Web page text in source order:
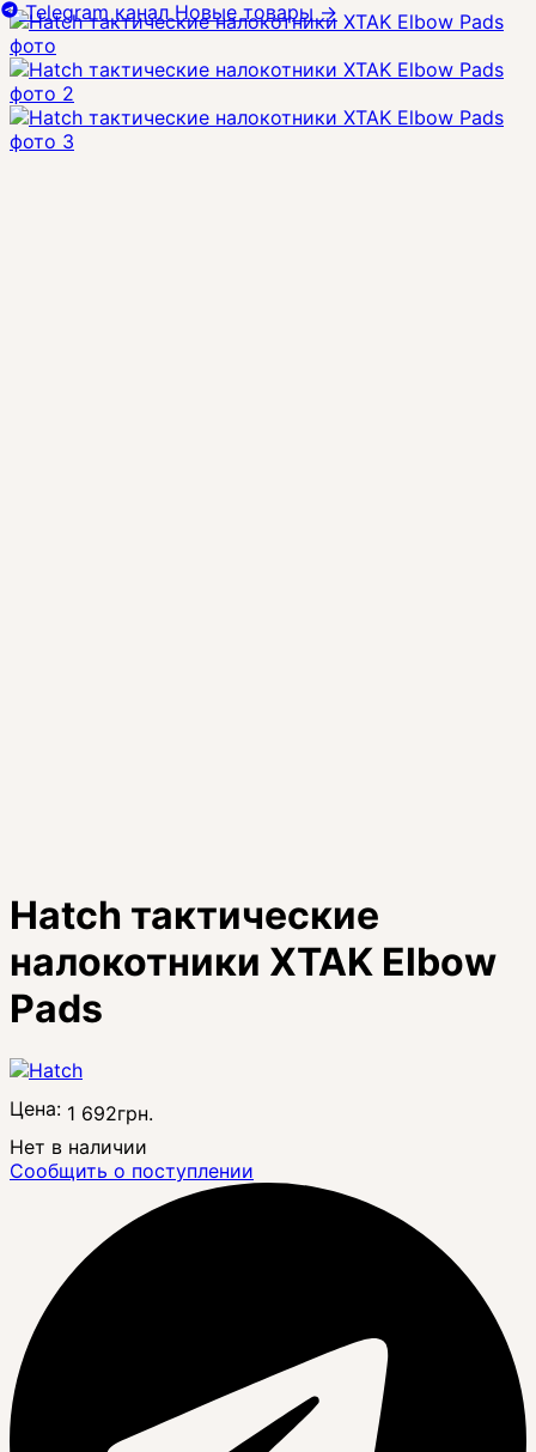
Hatch тактические
налокотники XTAK Elbow
Pads
Цена: 1 692грн.
Нет в наличии
Сообщить о поступлении
Telegram канал Новые товары→